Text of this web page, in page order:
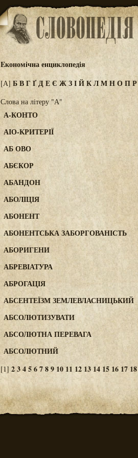
Eкономічна енциклопедія
[А] БВГ ҐДЕЄ ЖЗІЙКЛМНОПР
Слова на літеру "А"
А-КОНТО
АІО-КРИТЕРІЇ
АБ ОВО
АБЄКОР
АБАНДОН
АБОЛІЦІЯ
АБОНЕНТ
АБОНЕНТСЬКА ЗАБОРГОВАНІСТЬ
АБОРИГЕНИ
АБРЕВІАТУРА
АБРОГАЦІЯ
АБСЕНТЕЇЗМ ЗЕМЛЕВЛАСНИЦЬКИЙ
АБСОЛЮТИЗУВАТИ
АБСОЛЮТНА ПЕРЕВАГА
АБСОЛЮТНИЙ
[1] 23456789 10 11 12 13 14 15 16 17 18